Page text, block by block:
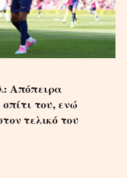
Απόπειρα
του, ενώ
τελικό του